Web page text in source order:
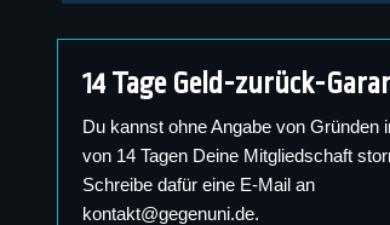
14 Tage Geld-zurück-
Du kannst ohne Angabe von Gründen
von 14 Tagen Deine Mitgliedschaft
Schreibe dafür eine E-Mail an
kontakt@gegenuni.de.